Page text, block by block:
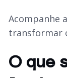
Acompanhe
transformar
O que